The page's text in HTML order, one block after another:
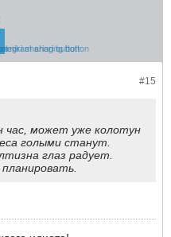
#15
час, может уже колотун
голыми станут.
глаз радует.